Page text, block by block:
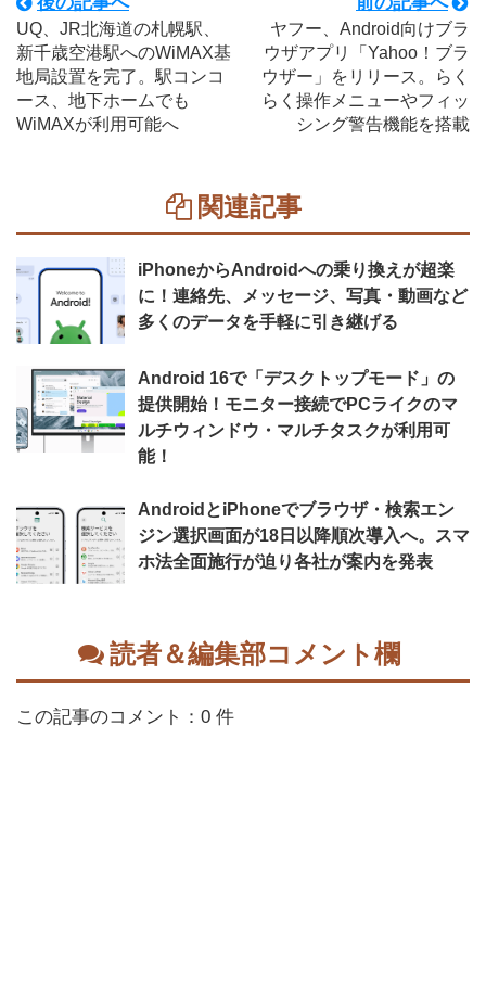
UQ、JR北海道の札幌駅、
新千歳空港駅へのWiMAX基
地局設置を完了。駅コンコ
ース、地下ホームでも
WiMAXが利用可能へ
ヤフー、Android向けブラ
ウザアプリ「Yahoo！ブラ
ウザー」をリリース。らく
らく操作メニューやフィッ
シング警告機能を搭載
関連記事
iPhoneからAndroidへの乗り換えが超楽
に！連絡先、メッセージ、写真・動画など
多くのデータを手軽に引き継げる
Android 16で「デスクトップモード」の
提供開始！モニター接続でPCライクのマ
ルチウィンドウ・マルチタスクが利用可
能！
AndroidとiPhoneでブラウザ・検索エン
ジン選択画面が18日以降順次導入へ。スマ
ホ法全面施行が迫り各社が案内を発表
読者＆編集部コメント欄
この記事のコメント：0 件